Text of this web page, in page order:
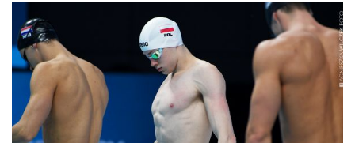
Świat
Wywiady
Plebiscyt